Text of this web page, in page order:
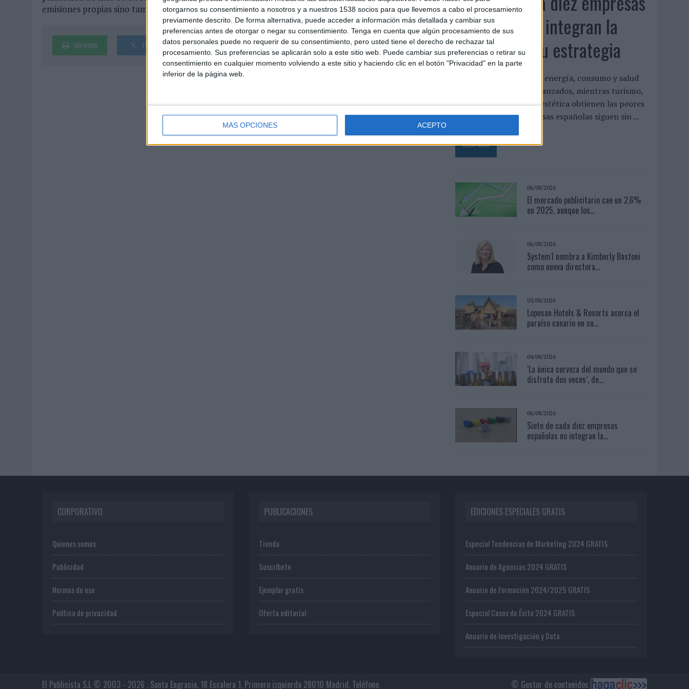
otorgarnos su consentimiento a nosotros y a nuestros 1538 socios para que llevemos a cabo el procesamiento
previamente descrito. De forma alternativa, puede acceder a información más detallada y cambiar sus
preferencias antes de otorgar o negar su consentimiento. Tenga en cuenta que algún procesamiento de sus
datos personales puede no requerir de su consentimiento, pero usted tiene el derecho de rechazar tal
procesamiento. Sus preferencias se aplicarán solo a este sitio web. Puede cambiar sus preferencias o retirar su
consentimiento en cualquier momento volviendo a este sitio y haciendo clic en el botón "Privacidad" en la parte
inferior de la página web.
MÁS OPCIONES ACEPTO
emisiones propias sino también enriquecer la reforestación global y la biodiversidad.
IMPRIMIR TWEET SHARE SHARE ENVIAR PIN
españolas no integran la
infancia en su estrategia
El estudio concluye que energía, consumo y salud
son los sectores más avanzados, mientras turismo,
tecnología y gaming o estética obtienen las peores
valoraciones Las empresas españolas siguen sin ...
LEER MÁS
06/08/2026
El mercado publicitario cae un 2,6%
en 2025, aunque los...
06/08/2026
System1 nombra a Kimberly Bastoni
como nueva directora...
05/08/2026
Lopesan Hotels & Resorts acerca el
paraíso canario en su...
04/08/2026
‘La única cerveza del mundo que se
disfruta dos veces’, de...
06/08/2026
Siete de cada diez empresas
españolas no integran la...
CORPORATIVO
Quienes somos
Publicidad
Normas de uso
Política de privacidad
PUBLICACIONES
Tienda
Suscríbete
Ejemplar gratis
Oferta editorial
EDICIONES ESPECIALES GRATIS
Especial Tendencias de Marketing 2024 GRATIS
Anuario de Agencias 2024 GRATIS
Anuario de Formación 2024/2025 GRATIS
Especial Casos de Éxito 2024 GRATIS
Anuario de Investigación y Data
© Gestor de contenidos
El Publicista S.L © 2003 - 2026 . Santa Engracia, 18 Escalera 1, Primero izquierda 28010 Madrid. Teléfono